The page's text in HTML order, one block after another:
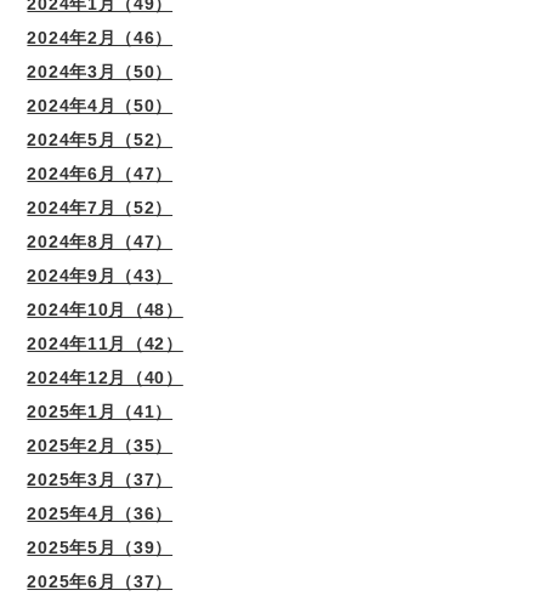
2024年1月（49）
2024年2月（46）
2024年3月（50）
2024年4月（50）
2024年5月（52）
2024年6月（47）
2024年7月（52）
2024年8月（47）
2024年9月（43）
2024年10月（48）
2024年11月（42）
2024年12月（40）
2025年1月（41）
2025年2月（35）
2025年3月（37）
2025年4月（36）
2025年5月（39）
2025年6月（37）